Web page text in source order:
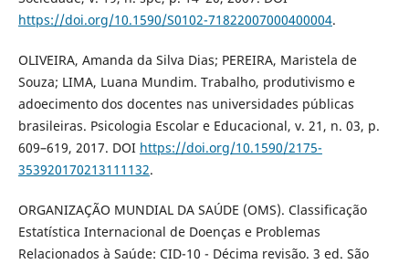
https://doi.org/10.1590/S0102-71822007000400004.
OLIVEIRA, Amanda da Silva Dias; PEREIRA, Maristela de
Souza; LIMA, Luana Mundim. Trabalho, produtivismo e
adoecimento dos docentes nas universidades públicas
brasileiras. Psicologia Escolar e Educacional, v. 21, n. 03, p.
609–619, 2017. DOI https://doi.org/10.1590/2175-
353920170213111132.
ORGANIZAÇÃO MUNDIAL DA SAÚDE (OMS). Classificação
Estatística Internacional de Doenças e Problemas
Relacionados à Saúde: CID-10 - Décima revisão. 3 ed. São